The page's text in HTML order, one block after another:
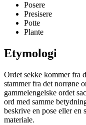
Posere
Presisere
Potte
Plante
Etymologi
Ordet sekke kommer fra
stammer fra det norrøne
gammelengelske ordet
ord med samme
beskrive en pose eller en
materiale.